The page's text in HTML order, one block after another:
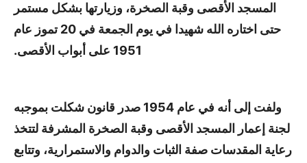
المسجد الأقصى وقبة الصخرة، وزيارتها بشكل مستمر
حتى اختاره الله شهيدا في يوم الجمعة في 20 تموز عام
1951 على أبواب الأقصى.
ولفت إلى أنه في عام 1954 صدر قانون شكلت بموجبه
لجنة إعمار المسجد الأقصى وقبة الصخرة المشرفة لتتخذ
رعاية المقدسات صفة الثبات والدوام والاستمرارية، وتتابع